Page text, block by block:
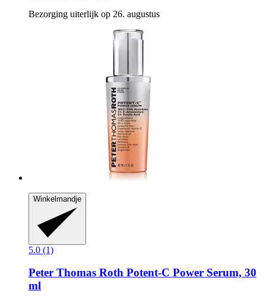
Bezorging uiterlijk op 26. augustus
Winkelmandje
5.0 (1)
Peter Thomas Roth Potent-​C Power Serum, 30
ml